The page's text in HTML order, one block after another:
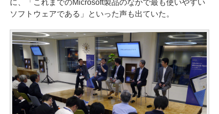
に、「これまでのMicrosoft製品のなかで最も使いやすい
ソフトウェアである」といった声も出ていた。